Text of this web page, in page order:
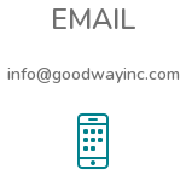
EMAIL
info@goodwayinc.com